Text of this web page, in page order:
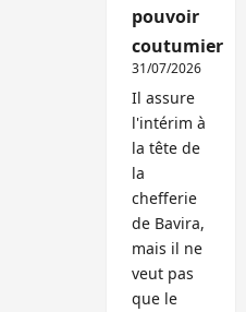
pouvoir
coutumier
31/07/2026
Il assure
l'intérim à
la tête de
la
chefferie
de Bavira,
mais il ne
veut pas
que le